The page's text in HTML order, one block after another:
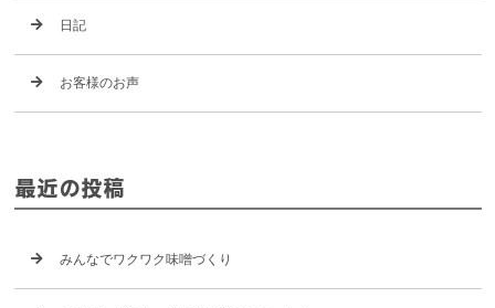
日記
お客様のお声
最近の投稿
みんなでワクワク味噌づくり